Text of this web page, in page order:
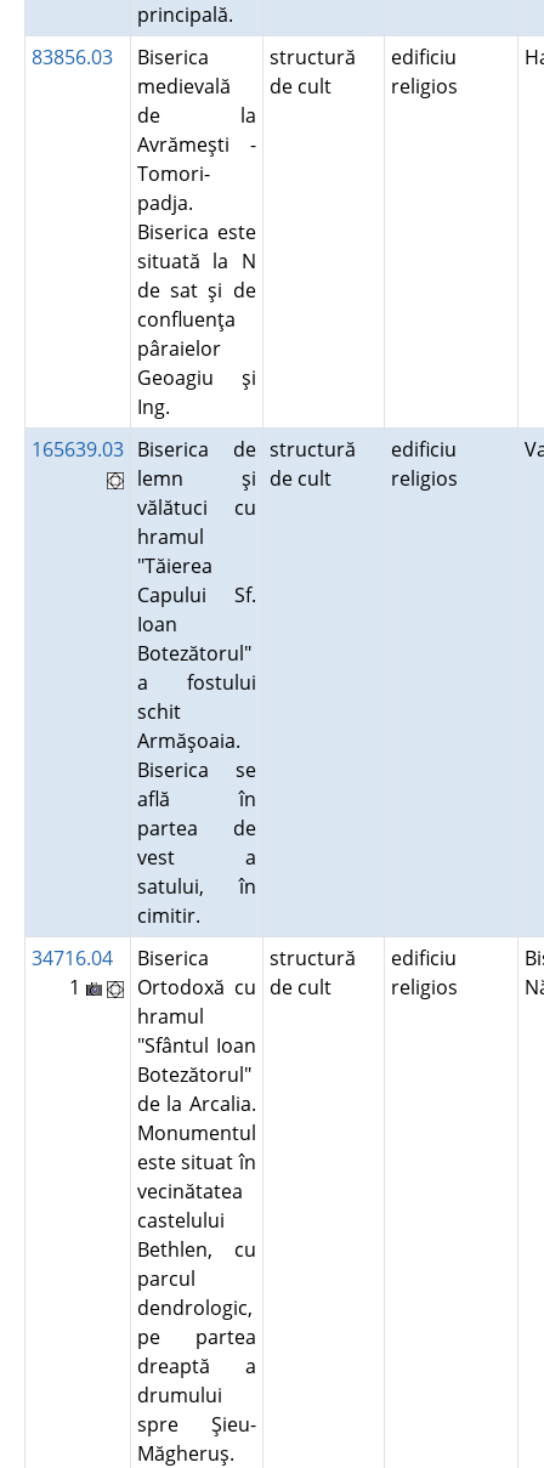
principală.
83856.03
Biserica
medievală
de la
Avrămeşti -
Tomori-
padja.
Biserica este
situată la N
de sat şi de
confluenţa
pâraielor
Geoagiu şi
Ing.
structură
de cult
edificiu
religios
165639.03 Biserica de
lemn şi
vălătuci cu
hramul
"Tăierea
Capului Sf.
Ioan
Botezătorul"
a fostului
schit
Armăşoaia.
Biserica se
află în
partea de
vest a
satului, în
cimitir.
structură
de cult
edificiu
religios
34716.04
1
Biserica
Ortodoxă cu
hramul
"Sfântul Ioan
Botezătorul"
de la Arcalia.
Monumentul
este situat în
vecinătatea
castelului
Bethlen, cu
parcul
dendrologic,
pe partea
dreaptă a
drumului
spre Şieu-
Măgheruş.
structură
de cult
edificiu
religios